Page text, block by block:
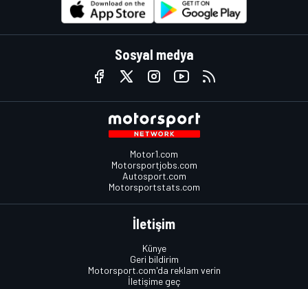
Sosyal medya
Motor1.com
Motorsportjobs.com
Autosport.com
Motorsportstats.com
İletişim
Künye
Geri bildirim
Motorsport.com'da reklam verin
İletişime geç